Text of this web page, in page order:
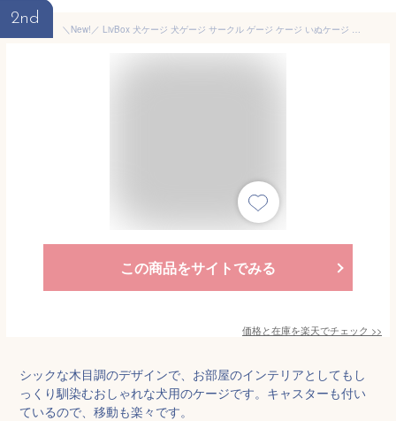
2nd
＼New!／ LivBox 犬ケージ 犬ゲージ サークル ゲージ ケージ いぬケージ ペットサークル ペットゲージ 4サイズ 木製 木目 屋根付き キャスター付き 小型犬 中型犬 大型犬 ペット サークル ウッディサークル ウッド インテリア おしゃれ
この商品をサイトでみる
価格と在庫を楽天でチェック >>
シックな木目調のデザインで、お部屋のインテリアとしてもし
っくり馴染むおしゃれな犬用のケージです。キャスターも付い
ているので、移動も楽々です。